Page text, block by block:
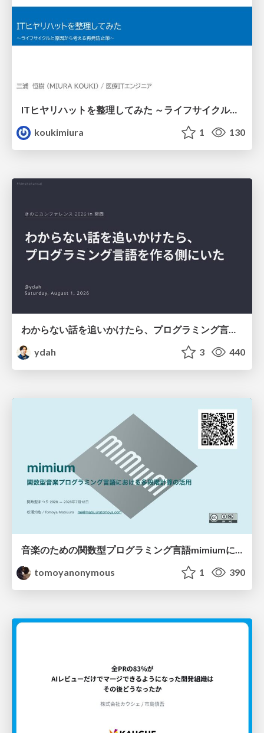
ITヒヤリハットを整理してみた ～ライフサイクルと原因から考える再発防止策～
koukimiura
1 130
わからない話を追いかけたら、プログラミング言語を作る側にいた
ydah
3 440
tomoyanonymous
1 390